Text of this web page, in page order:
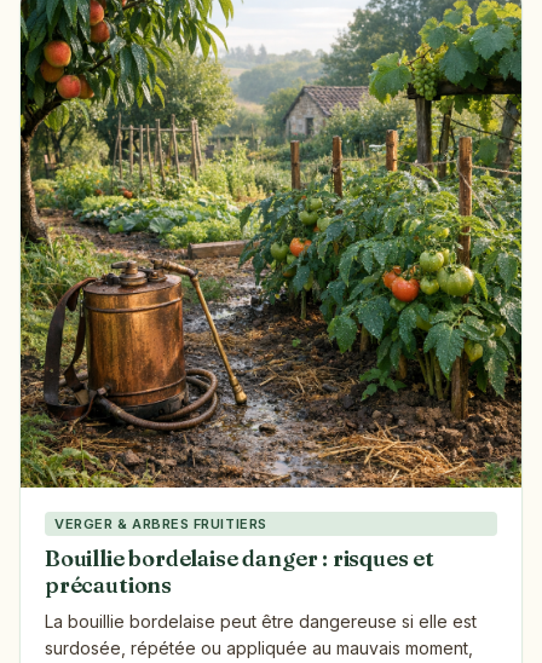
VERGER & ARBRES FRUITIERS
Bouillie bordelaise danger : risques et
précautions
La bouillie bordelaise peut être dangereuse si elle est
surdosée, répétée ou appliquée au mauvais moment,